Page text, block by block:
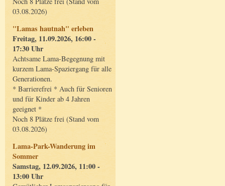
03.08.2026)
"Lamas hautnah" erleben
Freitag, 11.09.2026, 16:00 -
17:30 Uhr
Achtsame Lama-Begegnung mit
kurzem Lama-Spaziergang für alle
Generationen.
* Barrierefrei * Auch für Senioren
und für Kinder ab 4 Jahren
geeignet *
Noch 8 Plätze frei (Stand vom
03.08.2026)
Lama-Park-Wanderung im
Sommer
Samstag, 12.09.2026, 11:00 -
13:00 Uhr